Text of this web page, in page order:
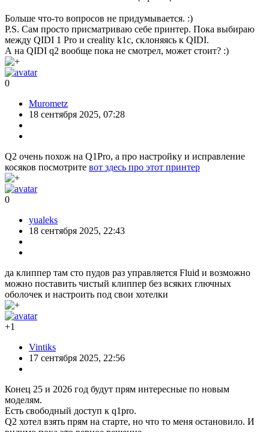
+75
3Д принтер FLASHFORGE Adventurer 5M Pro
9993 99
+64
3д принтер Anet ET4
19090 96
Развернуть
+119
+86
Как я купил (наконец то...) адаптер для подключения
Android Auto без провода
+76 краткий обзор)
8496 11
+54 Чайника для Чайников)
свернутьразвернуть
Комментарии (62)
RSS
+16
jofill
тестовым пла пластиком flashforge ad5m распечатал
покачественнее. так он стоит 20к
0
p_pupkin
17 сентября 2025, 20:28